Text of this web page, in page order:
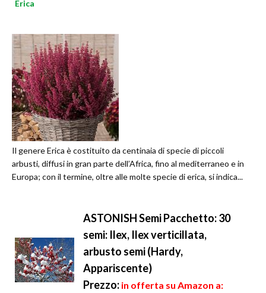
Erica
Il genere Erica è costituito da centinaia di specie di piccoli
arbusti, diffusi in gran parte dell’Africa, fino al mediterraneo e in
Europa; con il termine, oltre alle molte specie di erica, si indica...
ASTONISH Semi Pacchetto: 30
semi: Ilex, Ilex verticillata,
arbusto semi (Hardy,
Appariscente)
Prezzo: in offerta su Amazon a: